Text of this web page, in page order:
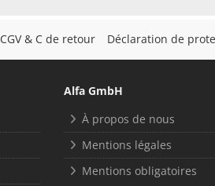
CGV & C de retour Déclaration de
Alfa GmbH
À propos de nous
Mentions légales
Mentions obligatoires